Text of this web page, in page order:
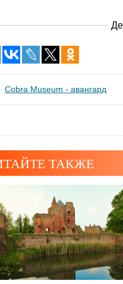
Cobra Museum - авангард
ТАКЖЕ